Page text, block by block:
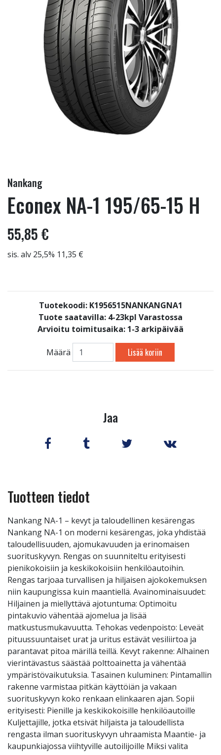
Nankang
Econex NA-1 195/65-15 H
55,85 €
sis. alv 25,5% 11,35 €
Tuotekoodi: K1956515NANKANGNA1
Tuote saatavilla: 4-23kpl Varastossa
Arvioitu toimitusaika: 1-3 arkipäivää
Määrä Lisää koriin
Jaa
Tuotteen tiedot
Nankang NA-1 – kevyt ja taloudellinen kesärengas
Nankang NA-1 on moderni kesärengas, joka yhdistää
taloudellisuuden, ajomukavuuden ja erinomaisen
suorituskyvyn. Rengas on suunniteltu erityisesti
pienikokoisiin ja keskikokoisiin henkilöautoihin.
Rengas tarjoaa turvallisen ja hiljaisen ajokokemuksen
niin kaupungissa kuin maantiellä. Avainominaisuudet:
Hiljainen ja miellyttävä ajotuntuma: Optimoitu
pintakuvio vähentää ajomelua ja lisää
matkustusmukavuutta. Tehokas vedenpoisto: Leveät
pituussuuntaiset urat ja uritus estävät vesiliirtoa ja
parantavat pitoa märillä teillä. Kevyt rakenne: Alhainen
vierintävastus säästää polttoainetta ja vähentää
ympäristövaikutuksia. Tasainen kuluminen: Pintamallin
rakenne varmistaa pitkän käyttöiän ja vakaan
suorituskyvyn koko renkaan elinkaaren ajan. Sopii
erityisesti: Pienille ja keskikokoisille henkilöautoille
Kuljettajille, jotka etsivät hiljaista ja taloudellista
rengasta ilman suorituskyvyn uhraamista Maantie- ja
kaupunkiajossa viihtyville autoilijoille Miksi valita